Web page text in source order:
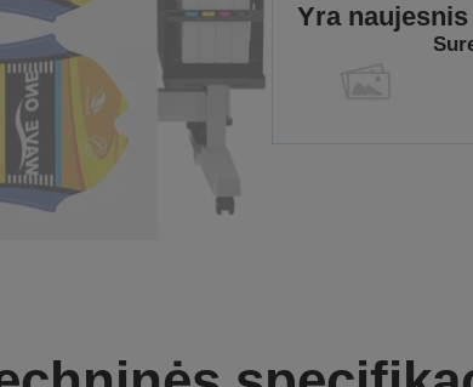
Yra